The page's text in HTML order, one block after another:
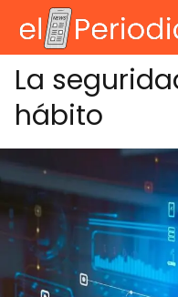
La
hábito